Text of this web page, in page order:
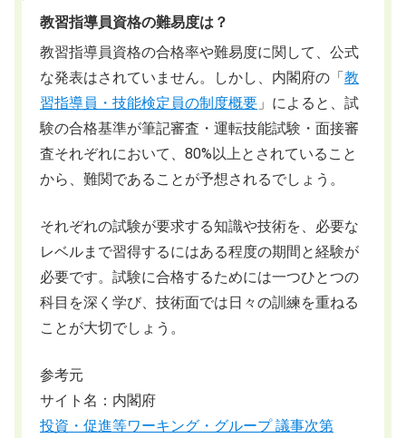
教習指導員資格の難易度は？
教習指導員資格の合格率や難易度に関して、公式
な発表はされていません。しかし、内閣府の「 教
習指導員・技能検定員の制度概要 」によると、試
験の合格基準が筆記審査・運転技能試験・面接審
査それぞれにおいて、80%以上とされていること
から、難関であることが予想されるでしょう。
それぞれの試験が要求する知識や技術を、必要な
レベルまで習得するにはある程度の期間と経験が
必要です。試験に合格するためには一つひとつの
科目を深く学び、技術面では日々の訓練を重ねる
ことが大切でしょう。
参考元
サイト名：内閣府
投資・促進等ワーキング・グループ 議事次第